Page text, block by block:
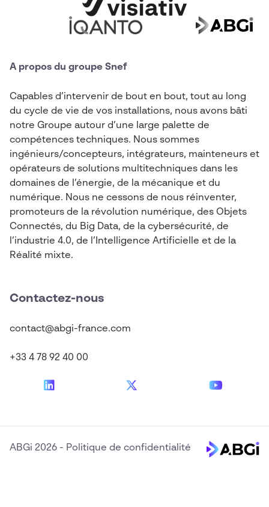
A propos du groupe Snef
Capables d’intervenir de bout en bout, tout au long
du cycle de vie de vos installations, nous avons bâti
notre Groupe autour d’une large palette de
compétences techniques. Nous sommes
ingénieurs/concepteurs, intégrateurs, mainteneurs et
opérateurs de solutions multitechniques dans les
domaines de l’énergie, de la mécanique et du
numérique. Nous ne cessons de nous réinventer,
promoteurs de la révolution numérique, des Objets
Connectés, du Big Data, de la cybersécurité, de
l’industrie 4.0, de l’Intelligence Artificielle et de la
Réalité mixte.
Contactez-nous
contact@abgi-france.com
+33 4 78 92 40 00
ABGi 2026 - Politique de confidentialité